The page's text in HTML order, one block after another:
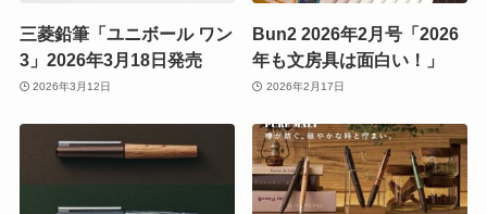
三菱鉛筆「ユニボール ワン
3」2026年3月18日発売
2026年3月12日
Bun2 2026年2月号「2026
年も文房具は面白い！」
2026年2月17日